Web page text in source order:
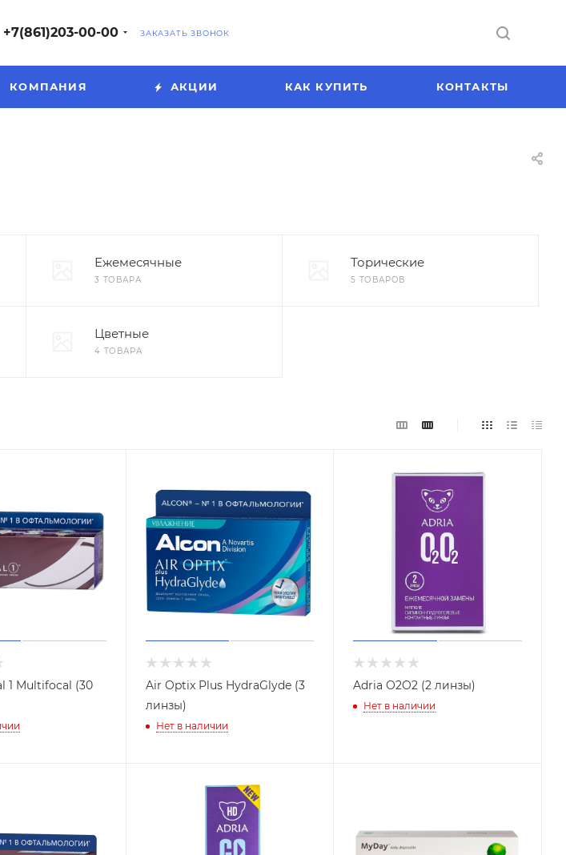
+7(861)203-00-00 ЗАКАЗАТЬ ЗВОНОК
КОМПАНИЯ АКЦИИ КАК КУПИТЬ КОНТАКТЫ
Ежемесячные
3 ТОВАРА
Торические
5 ТОВАРОВ
Цветные
4 ТОВАРА
1 Multifocal (30
Air Optix Plus HydraGlyde (3
линзы)
Нет в наличии
Adria O2O2 (2 линзы)
Нет в наличии